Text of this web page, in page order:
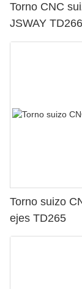
Torno CNC
JSWAY
Torno suizo
ejes TD265